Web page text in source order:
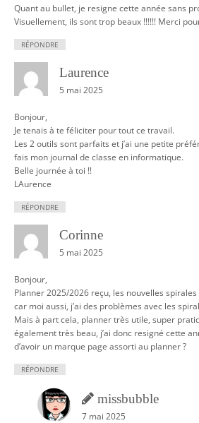
Quant au bullet, je resigne cette année sans
Visuellement, ils sont trop beaux !!!!!! Merci
RÉPONDRE
Laurence
5 mai 2025
Bonjour,
Je tenais à te féliciter pour tout ce travail.
Les 2 outils sont parfaits et j’ai une petite
fais mon journal de classe en informatique.
Belle journée à toi !!
LAurence
RÉPONDRE
Corinne
5 mai 2025
Bonjour,
Planner 2025/2026 reçu, les nouvelles spirales
car moi aussi, j’ai des problèmes avec les
Mais à part cela, planner très utile, super
également très beau, j’ai donc resigné cette
d’avoir un marque page assorti au planner ?
RÉPONDRE
missbubble
7 mai 2025